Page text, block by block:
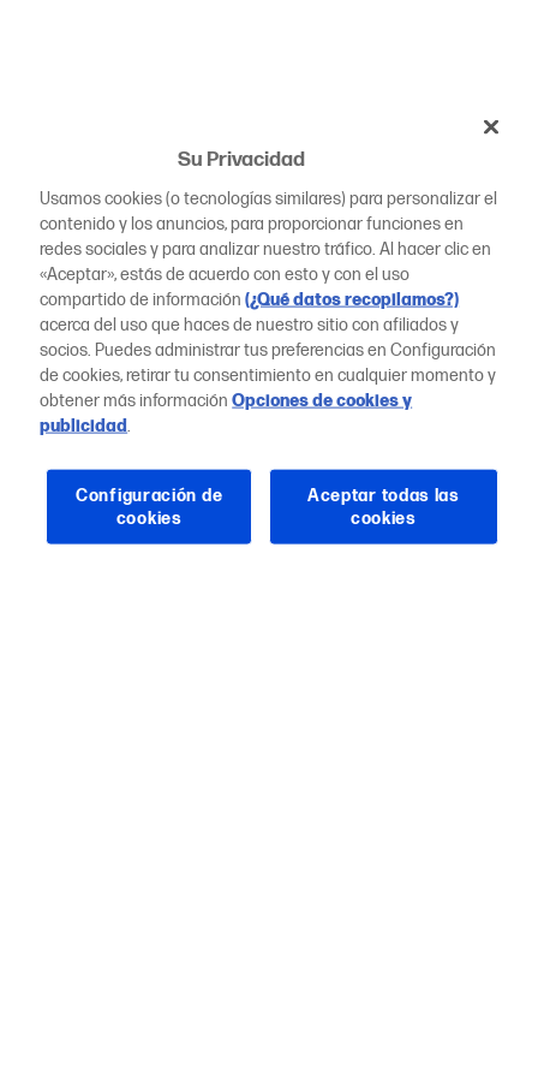
Su Privacidad
Usamos cookies (o tecnologías similares) para personalizar el
contenido y los anuncios, para proporcionar funciones en
redes sociales y para analizar nuestro tráfico. Al hacer clic en
«Aceptar», estás de acuerdo con esto y con el uso
compartido de información(¿Qué datos recopilamos?)
acerca del uso que haces de nuestro sitio con afiliados y
socios. Puedes administrar tus preferencias en Configuración
de cookies, retirar tu consentimiento en cualquier momento y
obtener más informaciónOpciones de cookies y
publicidad.
Configuración de
cookies
Aceptar todas las
cookies